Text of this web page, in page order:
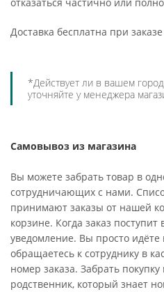
Доставка бесплатна при
*Действует ли в вашем
уточняйте у менеджера
Самовывоз из магазина
Вы можете забрать товар в
сотрудничающих с нами.
принимают заказы от нашей
корзине. Когда заказ
уведомление. Вы просто идёте
обращаетесь к сотруднику в
номер заказа. Забрать
родственник, который знает